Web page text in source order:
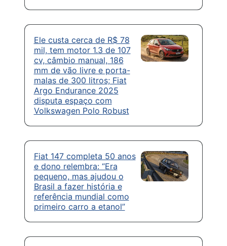
Ele custa cerca de R$ 78
mil, tem motor 1.3 de 107
cv, câmbio manual, 186
mm de vão livre e porta-
malas de 300 litros; Fiat
Argo Endurance 2025
disputa espaço com
Volkswagen Polo Robust
Fiat 147 completa 50 anos
e dono relembra: “Era
pequeno, mas ajudou o
Brasil a fazer história e
referência mundial como
primeiro carro a etanol”